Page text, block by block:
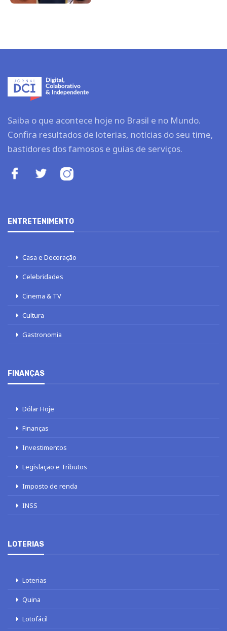
Saiba o que acontece hoje no Brasil e no Mundo.
Confira resultados de loterias, notícias do seu time,
bastidores dos famosos e guias de serviços.
ENTRETENIMENTO
Casa e Decoração
Celebridades
Cinema & TV
Cultura
Gastronomia
FINANÇAS
Dólar Hoje
Finanças
Investimentos
Legislação e Tributos
Imposto de renda
INSS
LOTERIAS
Loterias
Quina
Lotofácil